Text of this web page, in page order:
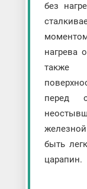
без
нагрева
также
перед
быть
царапин.